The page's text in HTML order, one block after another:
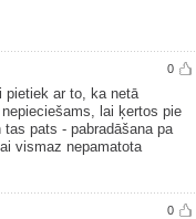
0
pietiek ar to, ka netā
lai ķertos pie
pats - pabradāšana pa
vismaz nepamatota
0